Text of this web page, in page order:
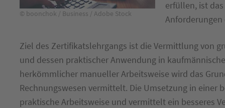
© boonchok / Business / Adobe Stock
erfüllen, ist
Anforderungen
Ziel des Zertifikatslehrgangs ist die Vermittlung von
und dessen praktischer Anwendung in
herkömmlicher manueller Arbeitsweise wird das
Rechnungswesen vermittelt. Die Umsetzung in
praktische Arbeitsweise und vermittelt ein besseres